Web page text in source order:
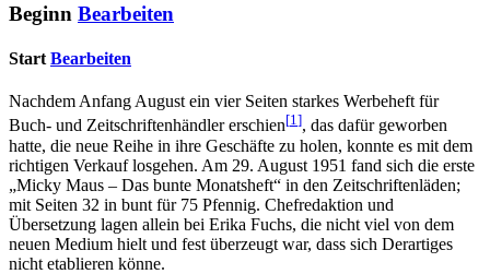
Beginn Bearbeiten
Start Bearbeiten
Nachdem Anfang August ein vier Seiten starkes Werbeheft für
Buch- und Zeitschriftenhändler erschien[1], das dafür geworben
hatte, die neue Reihe in ihre Geschäfte zu holen, konnte es mit dem
richtigen Verkauf losgehen. Am 29. August 1951 fand sich die erste
„Micky Maus – Das bunte Monatsheft“ in den Zeitschriftenläden;
mit Seiten 32 in bunt für 75 Pfennig. Chefredaktion und
Übersetzung lagen allein bei Erika Fuchs, die nicht viel von dem
neuen Medium hielt und fest überzeugt war, dass sich Derartiges
nicht etablieren könne.